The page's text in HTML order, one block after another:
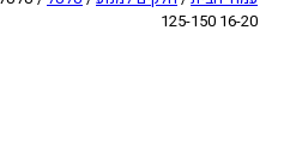
125-150 16-20